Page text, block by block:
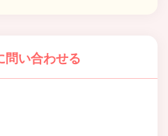
問い合わせる